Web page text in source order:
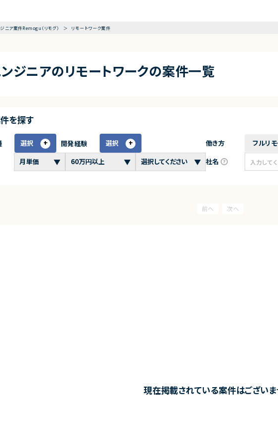
ニア案件Remogu（リモグ） リモートワーク案件
ジニアのリモートワークの案件一覧
を探す
選択 開発経験
選択
働き方
フルリ
社名
現在掲載されている案件はございま